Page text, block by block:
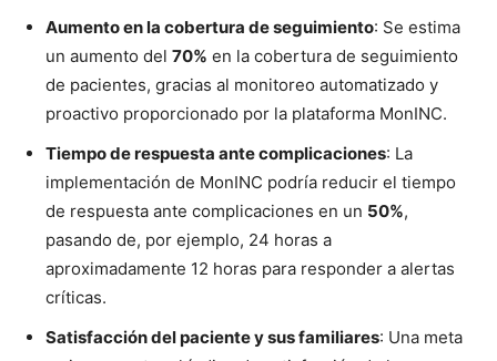
Aumento en la cobertura de seguimiento: Se estima
un aumento del 70% en la cobertura de seguimiento
de pacientes, gracias al monitoreo automatizado y
proactivo proporcionado por la plataforma MonINC.
Tiempo de respuesta ante complicaciones: La
implementación de MonINC podría reducir el tiempo
de respuesta ante complicaciones en un 50%,
pasando de, por ejemplo, 24 horas a
aproximadamente 12 horas para responder a alertas
críticas.
Satisfacción del paciente y sus familiares: Una meta